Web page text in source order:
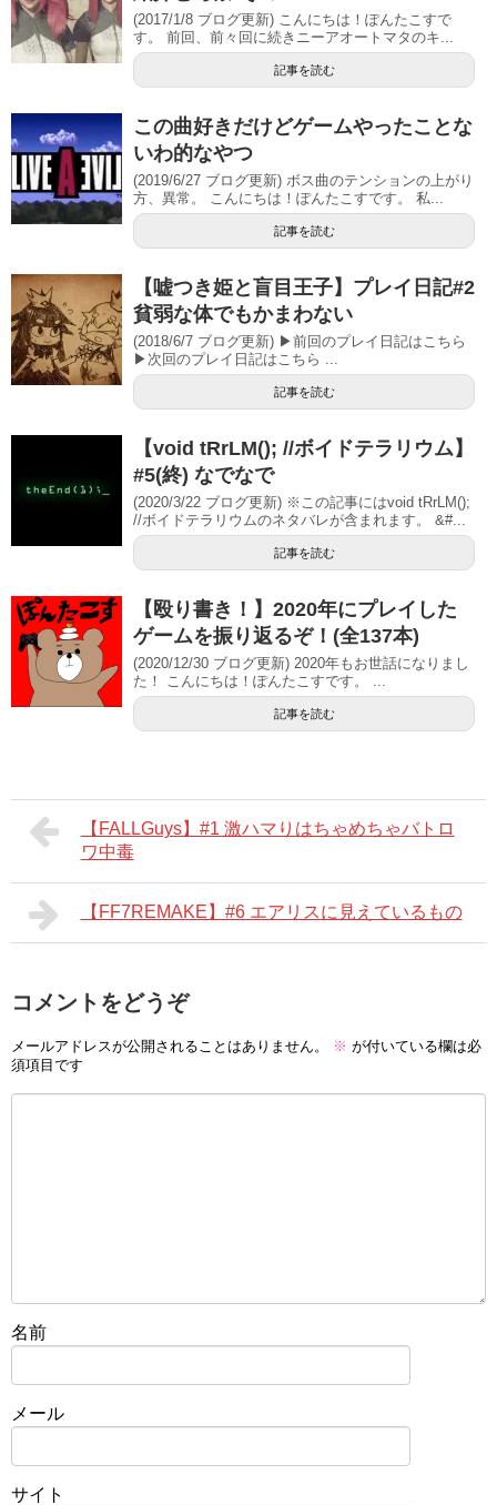
(2017/1/8 ブログ更新) こんにちは！ぽんたこすで
す。 前回、前々回に続きニーアオートマタのキ...
記事を読む
この曲好きだけどゲームやったことな
いわ的なやつ
(2019/6/27 ブログ更新) ボス曲のテンションの上がり
方、異常。 こんにちは！ぽんたこすです。 私...
記事を読む
【嘘つき姫と盲目王子】プレイ日記#2
貧弱な体でもかまわない
(2018/6/7 ブログ更新) ▶前回のプレイ日記はこちら
▶次回のプレイ日記はこちら ...
記事を読む
【void tRrLM(); //ボイドテラリウム】
#5(終) なでなで
(2020/3/22 ブログ更新) ※この記事にはvoid tRrLM();
//ボイドテラリウムのネタバレが含まれます。 &#...
記事を読む
【殴り書き！】2020年にプレイした
ゲームを振り返るぞ！(全137本)
(2020/12/30 ブログ更新) 2020年もお世話になりまし
た！ こんにちは！ぽんたこすです。 ...
記事を読む
【FALLGuys】#1 激ハマりはちゃめちゃバトロ
ワ中毒
【FF7REMAKE】#6 エアリスに見えているもの
コメントをどうぞ
メールアドレスが公開されることはありません。 ※ が付いている欄は必
須項目です
名前
メール
サイト